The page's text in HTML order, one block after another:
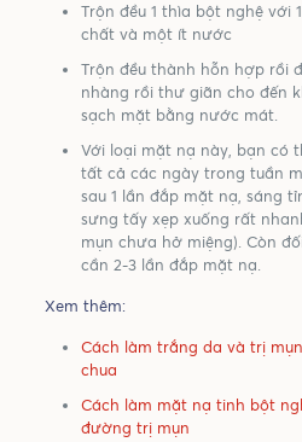
Trộn đều 1 thìa bột nghệ với
chất và một ít nước
Trộn đều thành hỗn hợp rồi
nhàng rồi thư giãn cho đến
sạch mặt bằng nước mát.
Với loại mặt nạ này, bạn có
tất cả các ngày trong tuần
sau 1 lần đắp mặt nạ, sáng
sưng tấy xẹp xuống rất
mụn chưa hở miệng). Còn
cần 2-3 lần đắp mặt nạ.
Xem thêm:
Cách làm trắng da và trị
chua
Cách làm mặt nạ tinh bột
đường trị mụn